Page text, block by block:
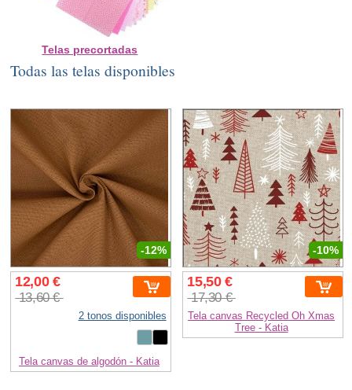
Telas precortadas
Todas las telas disponibles
-12%
12,00 €
13,60 €
2 tonos disponibles
Tela canvas de algodón - Katia
-10%
15,50 €
17,30 €
Tela canvas Recycled Oh Xmas
Tree - Katia